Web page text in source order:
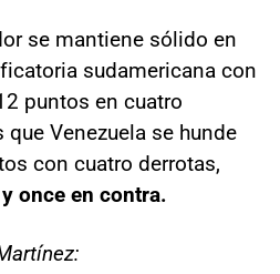
se mantiene sólido en
sudamericana con
puntos en cuatro
Venezuela se hunde
con cuatro derrotas,
once en contra.